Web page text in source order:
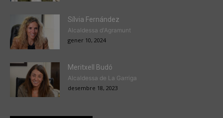
Sílvia Fernández
Alcaldessa d'Agramunt
gener 10, 2024
Meritxell Budó
Alcaldessa de La Garriga
desembre 18, 2023